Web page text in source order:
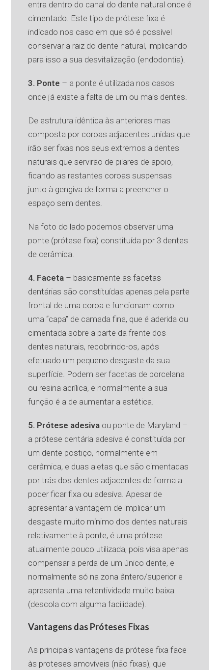
entra dentro do canal do dente natural onde é
cimentado. Este tipo de prótese fixa é
indicado nos caso em que só é possível
conservar a raiz do dente natural, implicando
para isso a sua desvitalização (endodontia).
3. Ponte – a ponte é utilizada nos casos
onde já existe a falta de um ou mais dentes.
De estrutura idêntica às anteriores mas
composta por coroas adjacentes unidas que
irão ser fixas nos seus extremos a dentes
naturais que servirão de pilares de apoio,
ficando as restantes coroas suspensas
junto à gengiva de forma a preencher o
espaço sem dentes.
Na foto do lado podemos observar uma
ponte (prótese fixa) constituída por 3 dentes
de cerâmica.
4. Faceta – basicamente as facetas
dentárias são constituídas apenas pela parte
frontal de uma coroa e funcionam como
uma “capa” de camada fina, que é aderida ou
cimentada sobre a parte da frente dos
dentes naturais, recobrindo-os, após
efetuado um pequeno desgaste da sua
superfície. Podem ser facetas de porcelana
ou resina acrílica, e normalmente a sua
função é a de aumentar a estética.
5. Prótese adesiva ou ponte de Maryland –
a prótese dentária adesiva é constituída por
um dente postiço, normalmente em
cerâmica, e duas aletas que são cimentadas
por trás dos dentes adjacentes de forma a
poder ficar fixa ou adesiva. Apesar de
apresentar a vantagem de implicar um
desgaste muito mínimo dos dentes naturais
relativamente à ponte, é uma prótese
atualmente pouco utilizada, pois visa apenas
compensar a perda de um único dente, e
normalmente só na zona ântero/superior e
apresenta uma retentividade muito baixa
(descola com alguma facilidade).
Vantagens das Próteses Fixas
As principais vantagens da prótese fixa face
às proteses amovíveis (não fixas), que